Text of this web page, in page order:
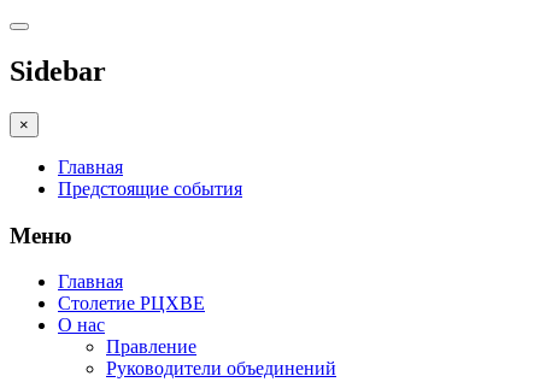
Sidebar
×
Главная
Предстоящие события
Меню
Главная
Столетие РЦХВЕ
О нас
Правление
Руководители объединений